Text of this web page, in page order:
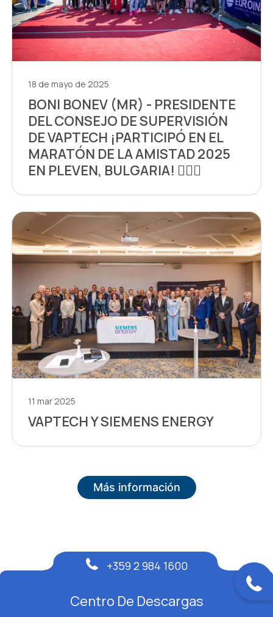
18 de mayo de 2025
BONI BONEV (MR) - PRESIDENTE
DEL CONSEJO DE SUPERVISIÓN
DE VAPTECH ¡PARTICIPÓ EN EL
MARATÓN DE LA AMISTAD 2025
EN PLEVEN, BULGARIA! 🏃🏻‍♂️
11 mar 2025
VAPTECH Y SIEMENS ENERGY
Más información
Centro De Descargas
+359 2 984 1600